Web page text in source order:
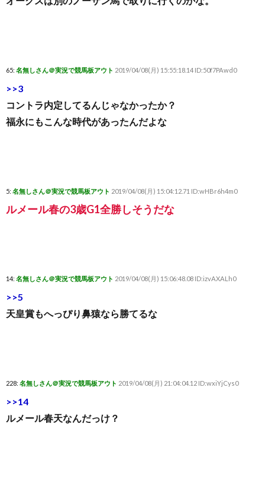
65: 名無しさん＠実況で競馬板アウト 2019/04/08(月) 15:55:18.14 ID:50f7PAwd0
>>3
コントラ内定してるんじゃなかったか？
福永にもこんな時代があったんだよな
5: 名無しさん＠実況で競馬板アウト 2019/04/08(月) 15:04:12.71 ID:wHBr6h4m0
ルメール春の3歳G1全勝しそうだな
14: 名無しさん＠実況で競馬板アウト 2019/04/08(月) 15:06:48.08 ID:izvAXALh0
>>5
天皇賞もへっぴり鼻猿なら勝てるな
228: 名無しさん＠実況で競馬板アウト 2019/04/08(月) 21:04:04.12 ID:wxiYjCys0
>>14
ルメール春天なんだっけ？